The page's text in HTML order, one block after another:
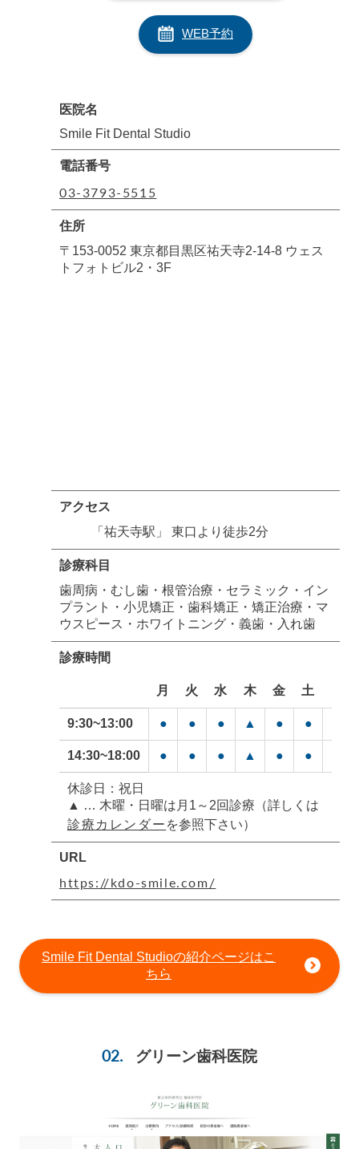
WEB予約
医院名
Smile Fit Dental Studio
電話番号
03-3793-5515
住所
〒153-0052 東京都目黒区祐天寺2-14-8 ウェス
トフォトビル2・3F
アクセス
「祐天寺駅」 東口より徒歩2分
診療科目
歯周病・むし歯・根管治療・セラミック・イン
プラント・小児矯正・歯科矯正・矯正治療・マ
ウスピース・ホワイトニング・義歯・入れ歯
診療時間
月 火 水 木 金 土
9:30~13:00 ● ● ● ▲ ● ●
14:30~18:00 ● ● ● ▲ ● ●
休診日：祝日
▲ … 木曜・日曜は月1～2回診療（詳しくは
診療カレンダー を参照下さい）
URL
https://kdo-smile.com/
Smile Fit Dental Studioの紹介ページはこ
ちら
グリーン歯科医院